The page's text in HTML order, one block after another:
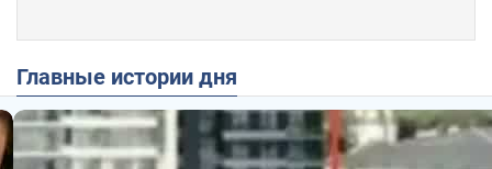
Главные истории дня